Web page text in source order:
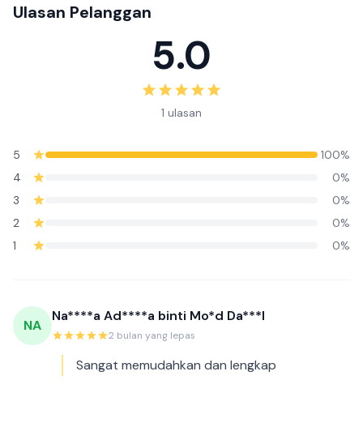
Ulasan Pelanggan
5.0
1 ulasan
5
100%
4
0%
3
0%
2
0%
1
0%
NA
Na****a Ad****a binti Mo*d Da***l
2 bulan yang lepas
Sangat memudahkan dan lengkap